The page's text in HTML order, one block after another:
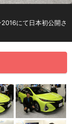
にて日本初公開さ